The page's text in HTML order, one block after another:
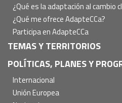
¿Qué es la adaptación al cambio
¿Qué me ofrece AdapteCCa?
Participa en AdapteCCa
TEMAS Y TERRITORIOS
POLÍTICAS, PLANES Y
Internacional
Unión Europea